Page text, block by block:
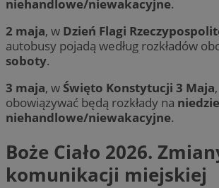
niehandlowe/niewakacyjne.
2 maja, w Dzień Flagi
autobusy pojadą według rozkładów
soboty.
3 maja, w Święto Konstytucji 3 Maja
obowiązywać będą rozkłady na
niehandlowe/niewakacyjne.
Boże Ciało 2026.
komunikacji miejskiej